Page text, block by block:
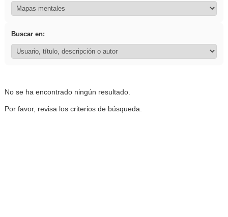
Buscar en:
No se ha encontrado ningún resultado.
Por favor, revisa los criterios de búsqueda.